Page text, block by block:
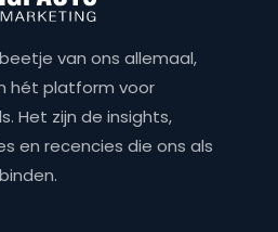
van ons allemaal,
hét platform voor
Het zijn de insights,
en recencies die ons als